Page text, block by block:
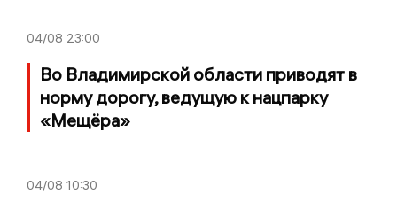
04/08 23:00
Во Владимирской области приводят в
норму дорогу, ведущую к нацпарку
«Мещёра»
04/08 10:30